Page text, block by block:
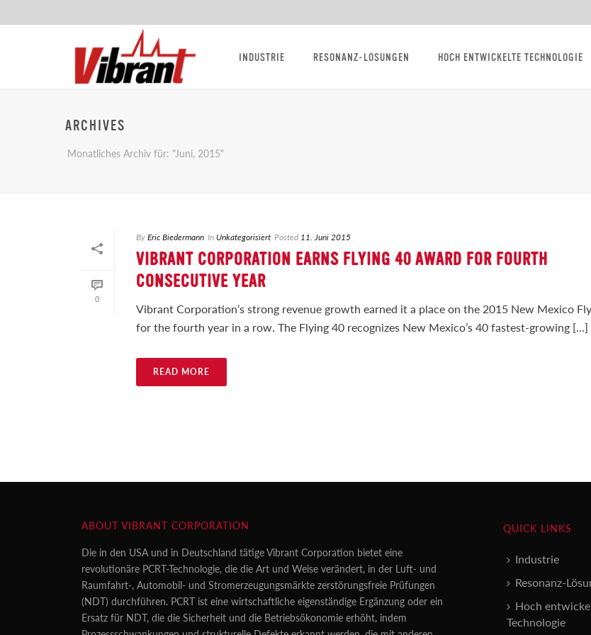
INDUSTRIE RESONANZ-LÖSUNGEN HOCH ENTWICKELTE TECHNOLOGIE
ARCHIVES
Monatliches Archiv für: "Juni, 2015"
0
ByEric Biedermann In Unkategorisiert Posted 11. Juni 2015
VIBRANT CORPORATION EARNS FLYING 40 AWARD FOR FOURTH
CONSECUTIVE YEAR
Vibrant Corporation’s strong revenue growth earned it a place on the 2015 New Mexico
for the fourth year in a row. The Flying 40 recognizes New Mexico’s 40 fastest-growing [...]
READ MORE
ABOUT VIBRANT CORPORATION
Die in den USA und in Deutschland tätige Vibrant Corporation bietet eine
revolutionäre PCRT-Technologie, die die Art und Weise verändert, in der Luft- und
Raumfahrt-, Automobil- und Stromerzeugungsmärkte zerstörungsfreie Prüfungen
(NDT) durchführen. PCRT ist eine wirtschaftliche eigenständige Ergänzung oder ein
Ersatz für NDT, die die Sicherheit und die Betriebsökonomie erhöht, indem
QUICK LINKS
Industrie
Resonanz-
Hoch
Technologie